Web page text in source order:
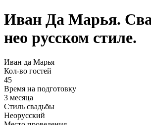
Иван Да Марья.
нео русском стиле.
Иван да Марья
Кол-во гостей
45
Время на подготовку
3 месяца
Стиль свадьбы
Неорусский